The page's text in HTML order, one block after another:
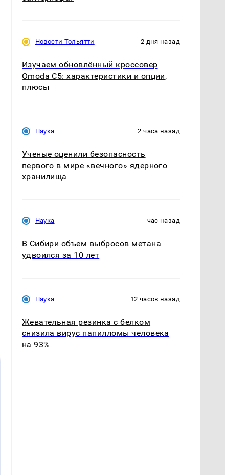
Новости Тольятти 2 дня назад
Изучаем обновлённый кроссовер
Omoda C5: характеристики и опции,
плюсы
Наука 2 часа назад
Ученые оценили безопасность
первого в мире «вечного» ядерного
хранилища
Наука час назад
В Сибири объем выбросов метана
удвоился за 10 лет
Наука 12 часов назад
Жевательная резинка с белком
снизила вирус папилломы человека
на 93%